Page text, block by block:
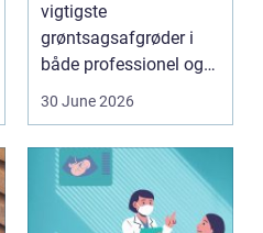
vigtigste
grøntsagsafgrøder i
både professionel og
hobbybaseret
30 June 2026